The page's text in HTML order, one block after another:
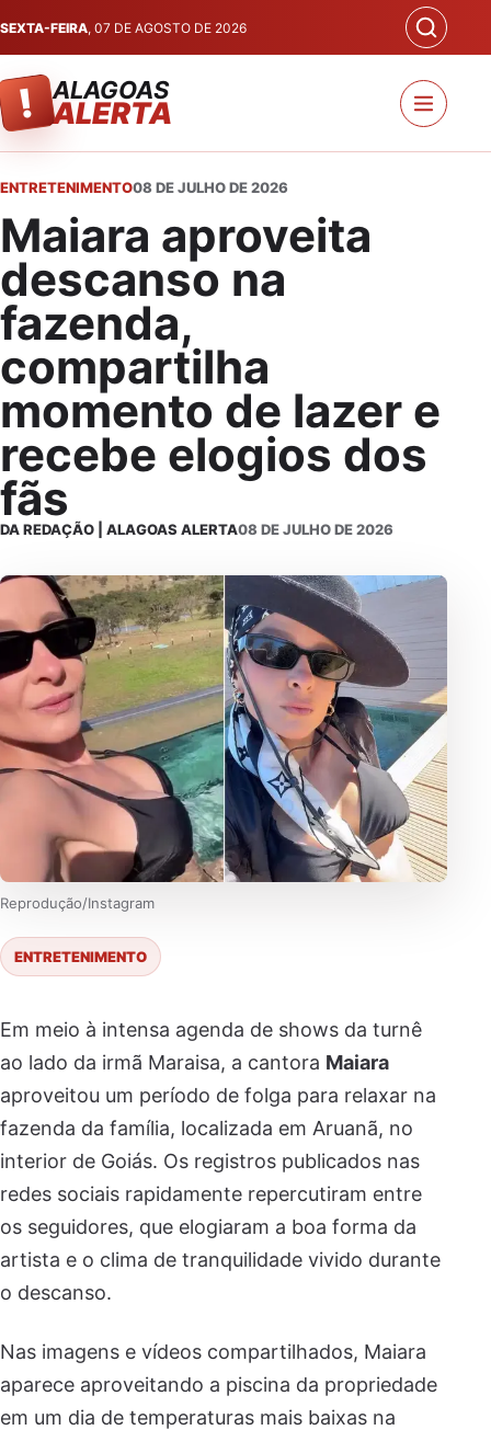
SEXTA-FEIRA, 07 DE AGOSTO DE 2026
! ALAGOAS
ALERTA
ENTRETENIMENTO08 DE JULHO DE 2026
Maiara aproveita
descanso na
fazenda,
compartilha
momento de lazer e
recebe elogios dos
fãs
DA REDAÇÃO | ALAGOAS ALERTA08 DE JULHO DE 2026
Reprodução/Instagram
ENTRETENIMENTO
Em meio à intensa agenda de shows da turnê
ao lado da irmã Maraisa, a cantora Maiara
aproveitou um período de folga para relaxar na
fazenda da família, localizada em Aruanã, no
interior de Goiás. Os registros publicados nas
redes sociais rapidamente repercutiram entre
os seguidores, que elogiaram a boa forma da
artista e o clima de tranquilidade vivido durante
o descanso.
Nas imagens e vídeos compartilhados, Maiara
aparece aproveitando a piscina da propriedade
em um dia de temperaturas mais baixas na